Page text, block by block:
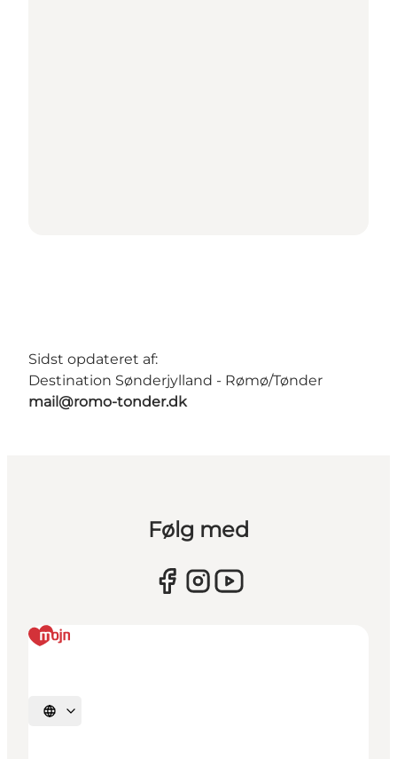
Sidst opdateret af:
Destination Sønderjylland - Rømø/Tønder
mail@romo-tonder.dk
Følg med
Vælg sprog